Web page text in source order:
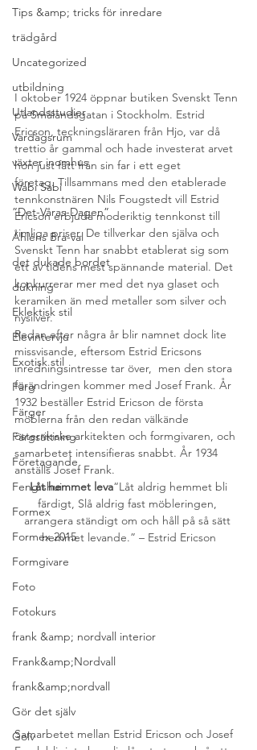
Tips &amp; tricks för inredare
trädgård
Uncategorized
utbildning
Utlandsstudier
Vardagsrum
växter inomhus
Wabi Sabi
”Det-Våras-Dagen”
Åhléns Bra-val
det dukade bordet
dukning
Eklektisk stil
Elevintervju
Exotisk stil
Färg
Färger
Färgsättning
Företagande
Feng shui
Formex
Formex 2015
Formgivare
Foto
Fotokurs
frank &amp; nordvall interior
Frank&amp;Nordvall
frank&amp;nordvall
Gör det själv
Golv
I oktober 1924 öppnar butiken Svenskt Tenn
på Smålandsgatan i Stockholm. Estrid
Ericson, teckningsläraren från Hjo, var då
trettio år gammal och hade investerat arvet
hon just fått från sin far i ett eget
företag. Tillsammans med den etablerade
tennkonstnären Nils Fougstedt vill Estrid
Ericson erbjuda moderiktig tennkonst till
rimliga priser. De tillverkar den själva och
Svenskt Tenn har snabbt etablerat sig som
ett av tidens mest spännande material. Det
konkurrerar mer med det nya glaset och
keramiken än med metaller som silver och
nysilver.
Redan efter några år blir namnet dock lite
missvisande, eftersom Estrid Ericsons
inredningsintresse tar över,  men den stora
förändringen kommer med Josef Frank. År
1932 beställer Estrid Ericson de första
möblerna från den redan välkände
österrikiske arkitekten och formgivaren, och
samarbetet intensifieras snabbt. År 1934
anställs Josef Frank.
Låt hemmet leva“Låt aldrig hemmet bli
färdigt, Slå aldrig fast möbleringen,
arrangera ständigt om och håll på så sätt
hemmet levande.” – Estrid Ericson
Samarbetet mellan Estrid Ericson och Josef